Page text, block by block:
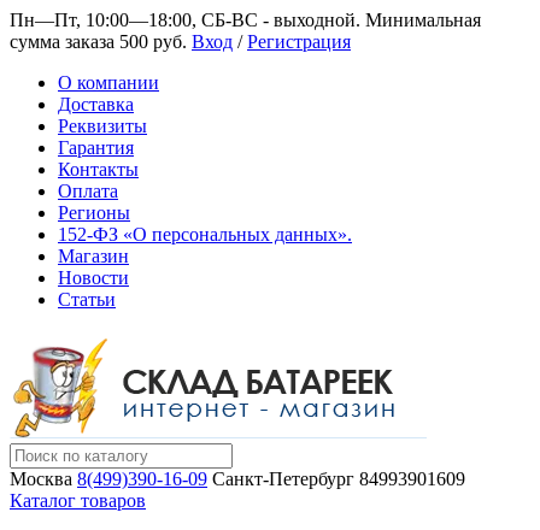
Пн—Пт, 10:00—18:00, СБ-ВС - выходной. Минимальная
сумма заказа 500 руб. Вход /Регистрация
О компании
Доставка
Реквизиты
Гарантия
Контакты
Оплата
Регионы
152-ФЗ «О персональных данных».
Магазин
Новости
Статьи
Москва 8(499)390-16-09 Санкт-Петербург 84993901609
Каталог товаров